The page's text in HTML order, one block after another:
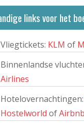
links voor het
Vliegtickets: KLM of
Binnenlandse
Airlines
Hotelovernachtingen:
Hostelworld ofAirbnb